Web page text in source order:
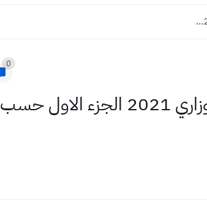
0
المسائل الحياتية المطلوبة فقط رياضيات الثالث متوسط وزاري 2021 الجزء الاول حسب